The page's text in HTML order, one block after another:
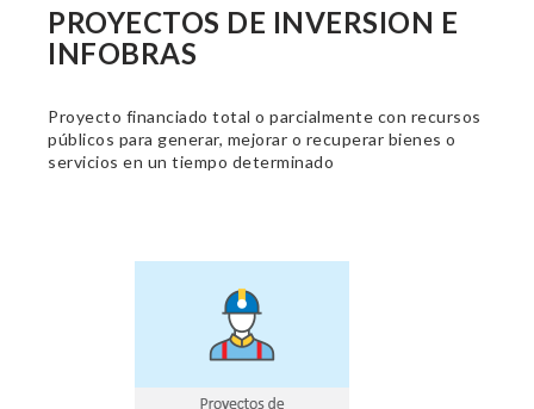
PROYECTOS DE INVERSION E
INFOBRAS
Proyecto financiado total o parcialmente con recursos
públicos para generar, mejorar o recuperar bienes o
servicios en un tiempo determinado